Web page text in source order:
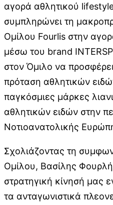
αγορά αθλητικού
συμπληρώνει τη
Ομίλου Fourlis στην
μέσω του brand
στον Όμιλο να
πρόταση αθλητικών
παγκόσμιες μάρκες
αθλητικών ειδών στην
Νοτιοανατολικής
Σχολιάζοντας τη
Ομίλου, Βασίλης
στρατηγική κίνησή μας
τα ανταγωνιστικά